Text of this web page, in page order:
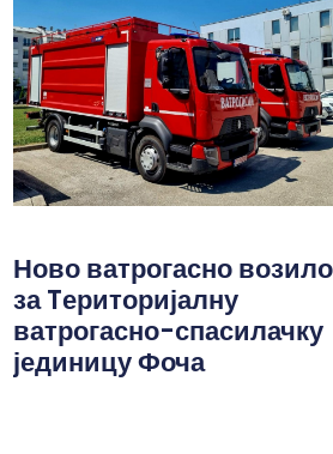
Ново ватрогасно возило
за Tериторијалну
ватрогасно-спасилачку
јединицу Фоча